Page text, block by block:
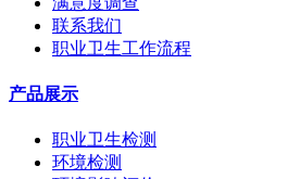
联系我们
职业卫生工作流程
产品展示
职业卫生检测
环境检测